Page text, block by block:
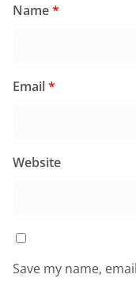
Name*
Email*
Website
Save my name,